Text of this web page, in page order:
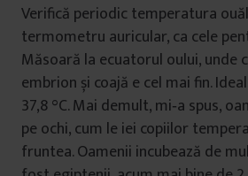
Verifică periodic temperatura
termometru auricular, ca cele
Măsoară la ecuatorul oului, unde
embrion și coajă e cel mai fin.
37,8 °C. Mai demult, mi‑a spus,
pe ochi, cum le iei copiilor
fruntea. Oamenii incubează de